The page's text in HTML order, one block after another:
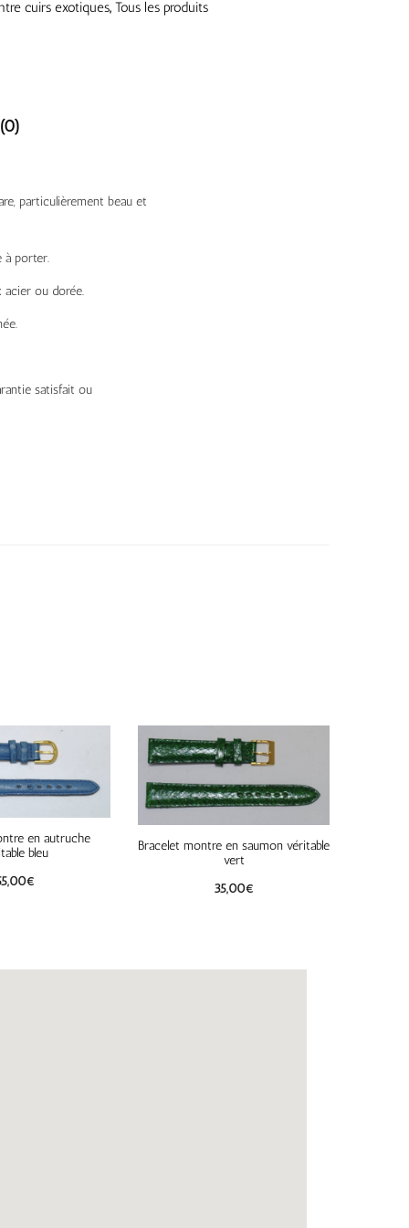
cuirs exotiques, Tous les produits
particulièrement beau et
à porter.
acier ou dorée.
satisfait ou
en autruche
bleu
€
Bracelet montre en saumon véritable
vert
35,00€